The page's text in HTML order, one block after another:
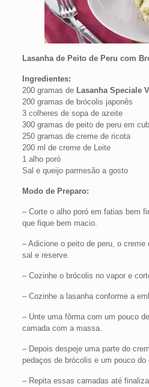
Lasanha de Peito de Peru com
Ingredientes:
200 gramas de Lasanha Speciale
200 gramas de brócolis japonês
3 colheres de sopa de azeite
300 gramas de peito de peru em
250 gramas de creme de ricota
200 ml de creme de Leite
1 alho poró
Sal e queijo parmesão a gosto
Modo de Preparo:
– Corte o alho poró em fatias bem
que fique bem macio.
– Adicione o peito de peru, o
sal e reserve.
– Cozinhe o brócolis no vapor e
– Cozinhe a lasanha conforme a
– Unte uma fôrma com um pouco
camada com a massa.
– Depois despeje uma parte do
pedaços de brócolis e um pouco do
– Repita essas camadas até